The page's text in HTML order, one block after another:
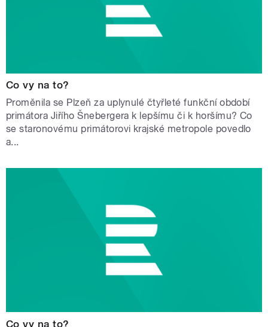
Co vy na to?
Proměnila se Plzeň za uplynulé čtyřleté funkční období
primátora Jiřího Šnebergera k lepšímu či k horšímu? Co
se staronovému primátorovi krajské metropole povedlo
a...
Co vy na to?